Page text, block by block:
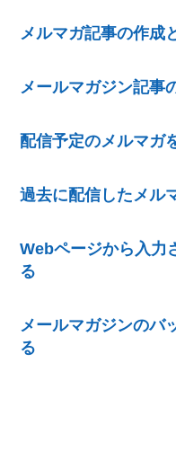
メルマガ記事の作成
メールマガジン記事
配信予定のメルマガ
過去に配信したメル
Webページから入力
る
メールマガジンのバ
る